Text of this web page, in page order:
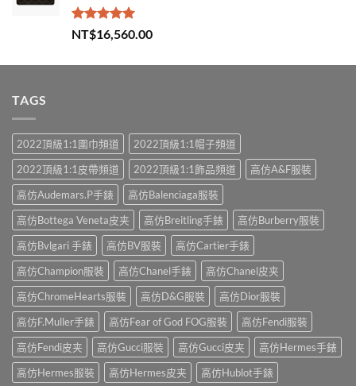
評分5.00
滿分 5
NT$16,560.00
TAGS
2022頂級1:1圍巾頻道
2022頂級1:1帽子頻道
2022頂級1:1皮帶頻道
2022頂級1:1飾品頻道
高仿A&F服裝
高仿Audemars.P手錶
高仿Balenciaga服裝
高仿Bottega Veneta皮夹
高仿Breitling手錶
高仿Burberry服裝
高仿Bvlgari 手錶
高仿BV服裝
高仿Cartier手錶
高仿Champion服裝
高仿Chanel手錶
高仿Chanel皮夹
高仿ChromeHearts服裝
高仿D&G服裝
高仿Dior服裝
高仿F.Muller手錶
高仿Fear of God FOG服裝
高仿Fendi服裝
高仿Fendi皮夹
高仿Gucci服裝 高仿Gucci皮夹
高仿Hermes手錶
高仿Hermes服裝
高仿Hermes皮夹 高仿Hublot手錶